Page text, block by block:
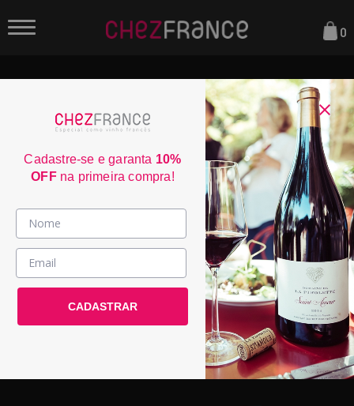
Vinhos >
País / Região >
Le Club >
0
O Le Club Chez France não é apenas um clube de vinhos, é uma
jornada de descoberta. Explore regiões pouco conhecidas da
França e de outros países do Velho Mundo. Escolha seu plano e
junte-se a nós na celebração e na paixão por apreciar de vinhos
excepcionais!
PREMIER
Cadastre-se e garanta 10%
OFFna primeira compra!
CADASTRAR